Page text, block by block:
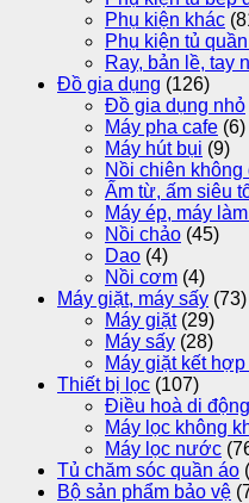
Phụ kiện khác
Phụ kiện tủ
Ray, bản lề, tay
Đồ gia dụng (126)
Đồ gia dụng nhỏ
Máy pha cafe (6)
Máy hút bụi (9)
Nồi chiên không
Ấm từ, ấm siêu
Máy ép, máy
Nồi chảo (45)
Dao (4)
Nồi cơm (4)
Máy giặt, máy sấy (73)
Máy giặt (29)
Máy sấy (28)
Máy giặt kết
Thiết bị lọc (107)
Điều hoà di động
Máy lọc không
Máy lọc nước
Tủ chăm sóc quần áo
Bộ sản phẩm bảo vệ